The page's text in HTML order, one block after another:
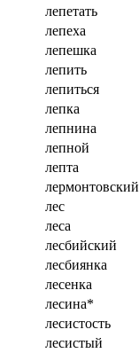
лепетать
лепеха
лепешка
лепить
лепиться
лепка
лепнина
лепной
лепта
лермонтовский
лес
леса
лесбийский
лесбиянка
лесенка
лесина*
лесистость
лесистый